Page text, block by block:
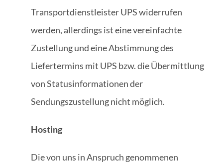
Transportdienstleister UPS widerrufen
werden, allerdings ist eine vereinfachte
Zustellung und eine Abstimmung des
Liefertermins mit UPS bzw. die Übermittlung
von Statusinformationen der
Sendungszustellung nicht möglich.
Hosting
Die von uns in Anspruch genommenen